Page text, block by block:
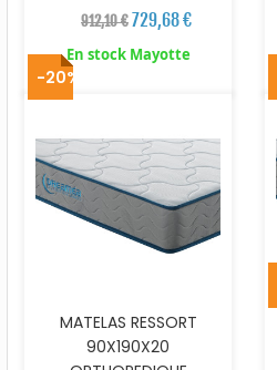
912,10 €729,68 €
En stock Mayotte
-20%
MATELAS RESSORT
90X190X20